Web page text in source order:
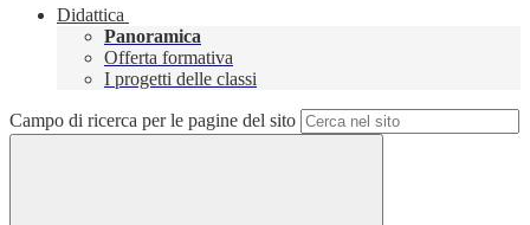
Didattica
Panoramica
Offerta formativa
I progetti delle classi
Campo di ricerca per le pagine del sito